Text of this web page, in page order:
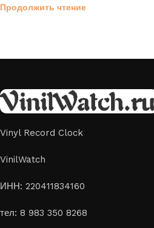
Продолжить чтение
Vinyl Record Clock
VinilWatch
ИНН: 220411834160
тел: 8 983 350 8268